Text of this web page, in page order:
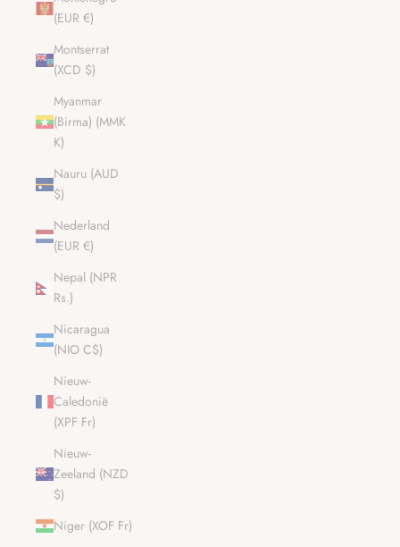
(EUR €)
Montserrat
(XCD $)
Myanmar
(Birma) (MMK
K)
Nauru (AUD
$)
Nederland
(EUR €)
Nepal (NPR
Rs.)
Nicaragua
(NIO C$)
Nieuw-
Caledonië
(XPF Fr)
Nieuw-
Zeeland (NZD
$)
Niger (XOF Fr)